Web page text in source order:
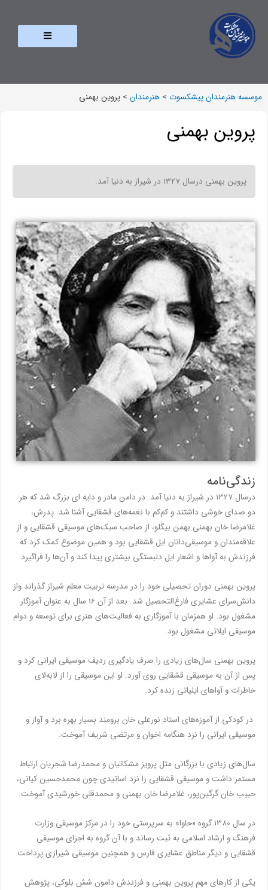
موسسه هنرمندان پیشکسوت > هنرمندان > پروین بهمنی
پروین بهمنی
پروین بهمنی درسال 1327 در شیراز به دنیا آمد.
زندگی‌نامه
درسال 1327 در شیراز به دنیا آمد. در دامن مادر و دایه ای بزرگ شد که هر
دو صدای خوشی داشتند و کم‌کم با نغمه‌های قشقایی آشنا شد. پدرش،
غلامرضا خان بهمنی بهمن بیگلو، از صاحب سبک‌های‌ موسیقی قشقایی و از
علاقه‌مندان و موسیقی‌دانان ایل قشقایی بود و همین موضوع کمک کرد که
فرزندش به آواها و اشعار ایل دلبستگی بیشتری پیدا کند و آن‌ها را فراگیرد.
پروین بهمنی دوران تحصیلی خود را در مدرسه تربیت معلم شیراز گذراند واز
دانش‌سرای عشایری فارغ‌التحصیل شد. بعد از آن 16 سال به عنوان آموزگار
مشغول بود. او همزمان با آموزگاری به فعالیت‌های هنری برای توسعه و دوام
موسیقی ایلاتی مشغول بود.
پروین بهمنی سال‌های زیادی را صرف یادگیری ردیف موسیقی ایرانی کرد و
پس از آن به موسیقی قشقایی روی ‌آورد. او این موسیقی را از لابه‌لای
خاطرات و آواهای ایلیاتی زنده کرد.
در کودکی از آموزه‌های استاد نورعلی خان برومند بسیار بهره برد و آواز و
موسیقی ایرانی را نزد هنگامه اخوان و مرتضی شریف آموخت.
سال‌های زیادی با بزرگانی مثل پرویز مشکاتیان و محمدرضا شجریان ارتباط
مستمر داشت و موسیقی قشقایی را نزد اساتیدی چون محمدحسین کیانی،
حبیب خان گرگین‌پور، غلامرضا خان بهمنی و محمدقلی خورشیدی آموخت.
در سال 1380 گروه «حاوا» به سرپرستی خود را در مرکز موسیقی وزارت
فرهنگ و ارشاد اسلامی به ثبت رساند و با آن گروه به اجرای موسیقی
قشقایی و دیگر مناطق عشایری فارس و همچنین موسیقی شیرازی پرداخت.
یکی از کارهای مهم پروین بهمنی و فرزندش دامون شش بلوکی، پژوهش